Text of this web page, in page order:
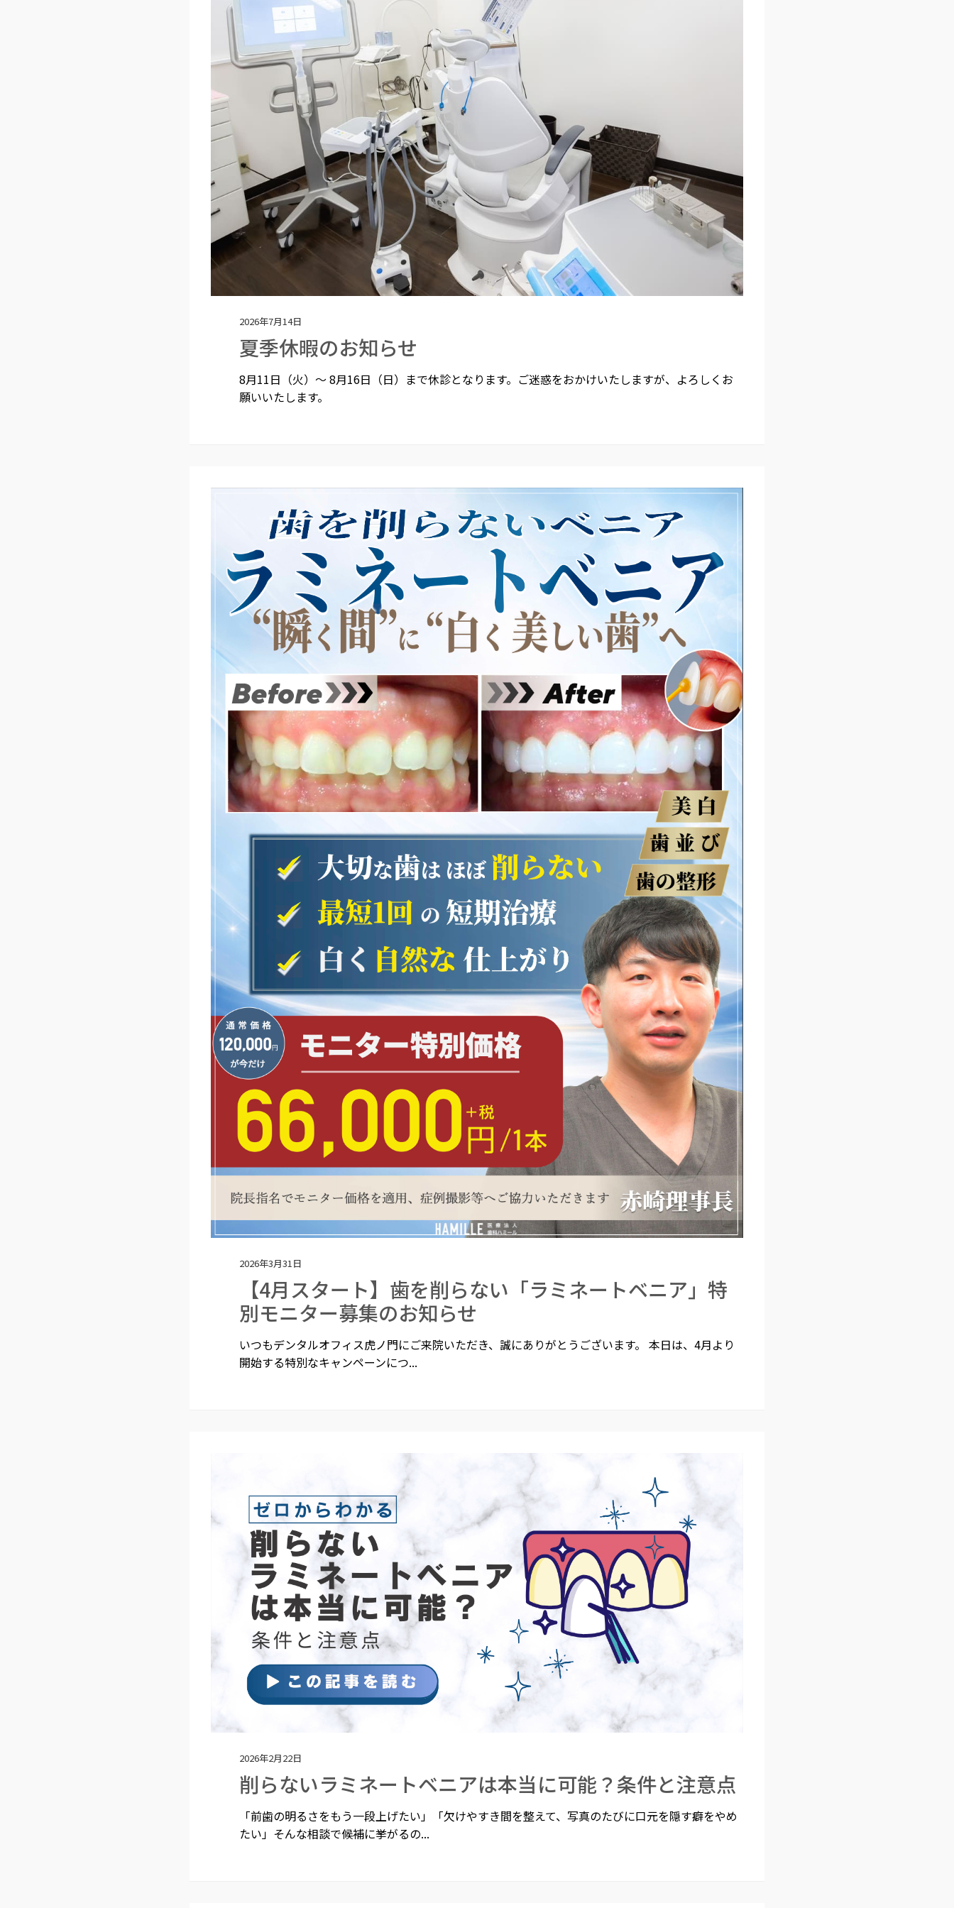
2026年7月14日
夏季休暇のお知らせ
8月11日（火）～ 8月16日（日）まで休診となります。ご迷惑をおかけいたしますが、よろしくお
願いいたします。
2026年3月31日
【4月スタート】歯を削らない「ラミネートベニア」特
別モニター募集のお知らせ
いつもデンタルオフィス虎ノ門にご来院いただき、誠にありがとうございます。 本日は、4月より
開始する特別なキャンペーンにつ...
2026年2月22日
削らないラミネートベニアは本当に可能？条件と注意点
「前歯の明るさをもう一段上げたい」「欠けやすき間を整えて、写真のたびに口元を隠す癖をやめ
たい」そんな相談で候補に挙がるの...